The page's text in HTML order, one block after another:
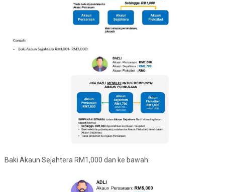
Baki Akaun Sejahtera RM1,000 dan ke bawah: